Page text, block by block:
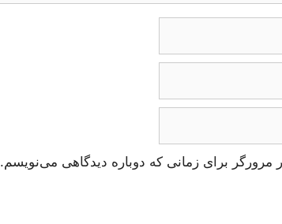
مرورگر برای زمانی که دوباره دیدگاهی می‌نویسم.